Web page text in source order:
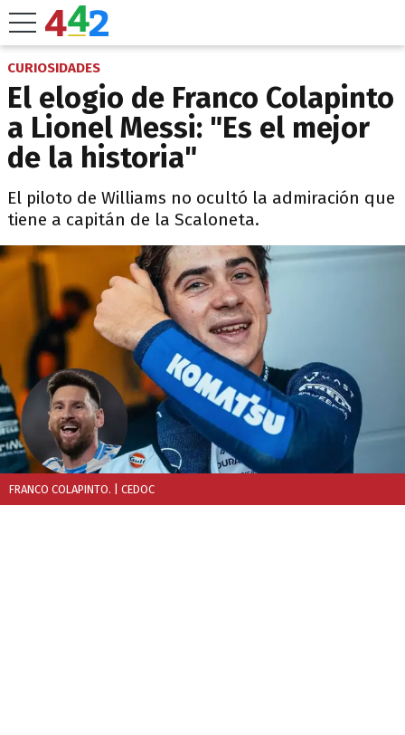
CURIOSIDADES
El elogio de Franco Colapinto
a Lionel Messi: "Es el mejor
de la historia"
El piloto de Williams no ocultó la admiración que
tiene a capitán de la Scaloneta.
FRANCO COLAPINTO. | CEDOC